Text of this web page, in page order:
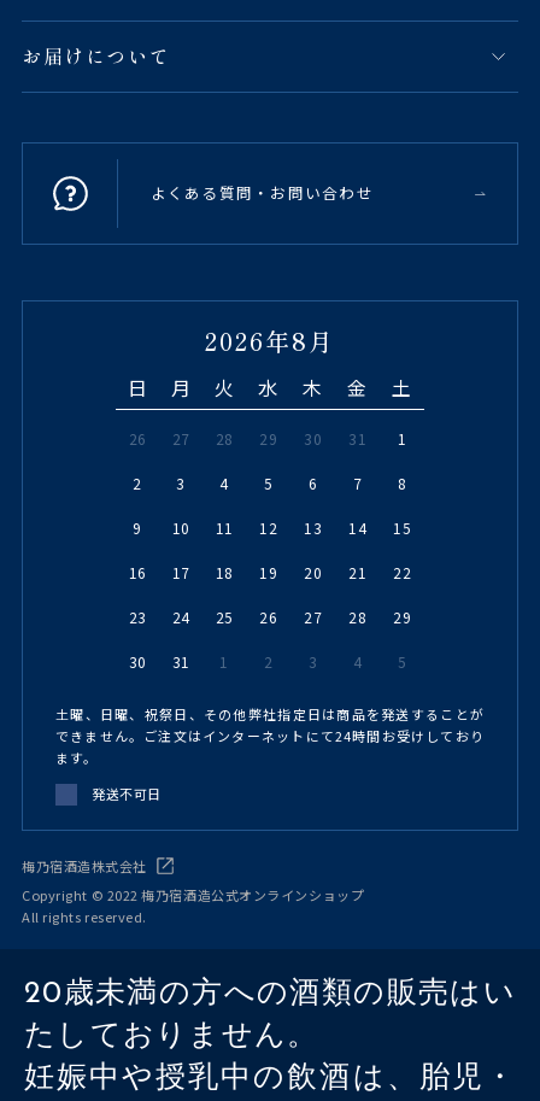
お届けについて
よくある質問・お問い合わせ
2026年8月
日 月 火 水 木 金 土
26 27 28 29 30 31 1
2 3 4 5 6 7 8
9 10 11 12 13 14 15
16 17 18 19 20 21 22
23 24 25 26 27 28 29
30 31 1 2 3 4 5
土曜、日曜、祝祭日、その他弊社指定日は商品を発送することが
できません。ご注文はインターネットにて24時間お受けしており
ます。
発送不可日
梅乃宿酒造株式会社
Copyright © 2022 梅乃宿酒造公式オンラインショップ
All rights reserved.
20歳未満の方への酒類の販売はい
たしておりません。
妊娠中や授乳中の飲酒は、胎児・